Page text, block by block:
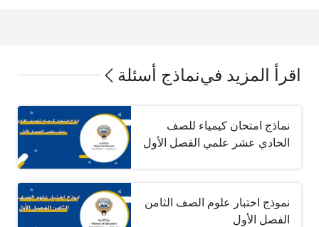
اقرأ المزيد فينماذج أسئلة
نماذج امتحان كيمياء للصف
الحادي عشر علمي الفصل الأول
نموذج اختبار علوم الصف الثامن
الفصل الأول